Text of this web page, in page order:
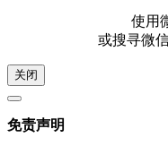
使用
或搜寻微
关闭
免责声明